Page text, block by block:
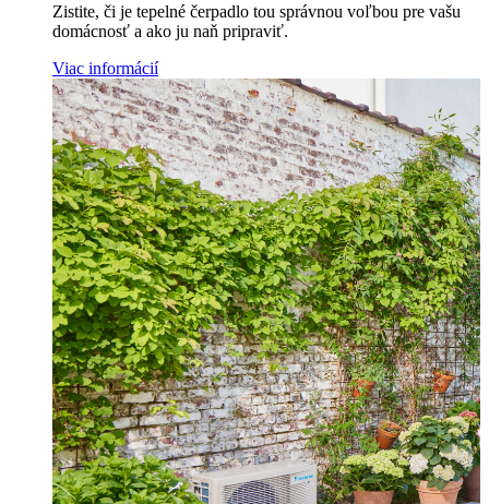
Zistite, či je tepelné čerpadlo tou správnou voľbou pre vašu
domácnosť a ako ju naň pripraviť.
Viac informácií